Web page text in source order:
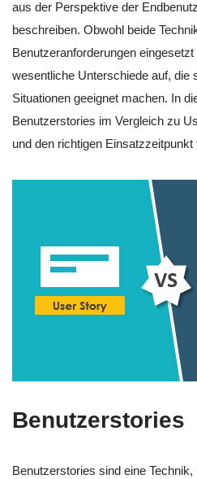
aus der Perspektive der
beschreiben. Obwohl beide
Benutzeranforderungen
wesentliche Unterschiede auf, die
Situationen geeignet machen. In
Benutzerstories im Vergleich zu
und den richtigen Einsatzzeitpunkt
Benutzerstories
Benutzerstories sind eine